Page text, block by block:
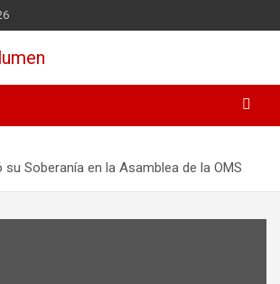
Soberanía en la Asamblea de la OMS